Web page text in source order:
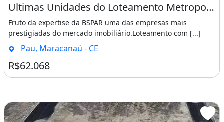
Ultimas Unidades do Loteamento Metropole Maracanau Sucesso de Vendas!!!!. Provérbios 3
Fruto da expertise da BSPAR uma das empresas mais
prestigiadas do mercado imobiliário.Loteamento com [...]
Pau, Maracanaú - CE
R$62.068